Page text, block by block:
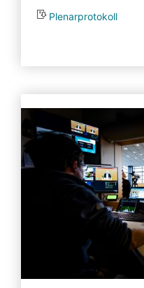
Plenarprotokoll